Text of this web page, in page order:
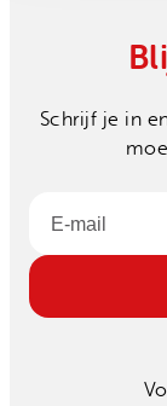
Schrijf je in
Email